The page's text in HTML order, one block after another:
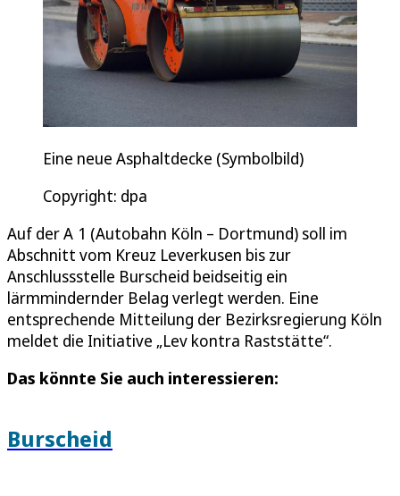
Eine neue Asphaltdecke (Symbolbild)
Copyright: dpa
Auf der A 1 (Autobahn Köln – Dortmund) soll im
Abschnitt vom Kreuz Leverkusen bis zur
Anschlussstelle Burscheid beidseitig ein
lärmmindernder Belag verlegt werden. Eine
entsprechende Mitteilung der Bezirksregierung Köln
meldet die Initiative „Lev kontra Raststätte“.
Das könnte Sie auch interessieren:
Burscheid